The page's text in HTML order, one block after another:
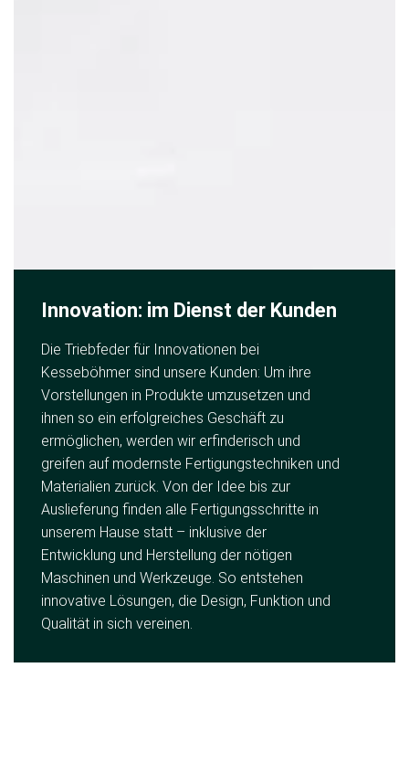
Innovation: im Dienst der Kunden
Die Triebfeder für Innovationen bei
Kesseböhmer sind unsere Kunden: Um ihre
Vorstellungen in Produkte umzusetzen und
ihnen so ein erfolgreiches Geschäft zu
ermöglichen, werden wir erfinderisch und
greifen auf modernste Fertigungstechniken und
Materialien zurück. Von der Idee bis zur
Auslieferung finden alle Fertigungsschritte in
unserem Hause statt – inklusive der
Entwicklung und Herstellung der nötigen
Maschinen und Werkzeuge. So entstehen
innovative Lösungen, die Design, Funktion und
Qualität in sich vereinen.